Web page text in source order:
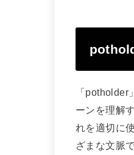
「
ーンを理解
れを適切に
ざまな文脈